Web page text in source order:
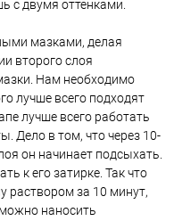
с двумя оттенками.
мазками, делая
второго слоя
Нам необходимо
лучше всего подходят
лучше всего работать
Дело в том, что через 10-
он начинает подсыхать.
к его затирке. Так что
раствором за 10 минут,
наносить